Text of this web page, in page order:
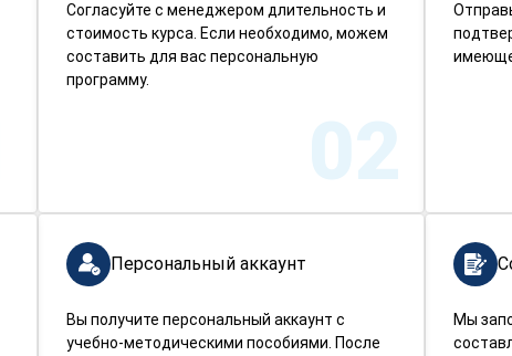
Согласуйте с менеджером длительность и
стоимость курса. Если необходимо, можем
составить для вас персональную
программу.
02
Мы
Персональный аккаунт
Вы получите персональный аккаунт с
учебно-методическими пособиями. После